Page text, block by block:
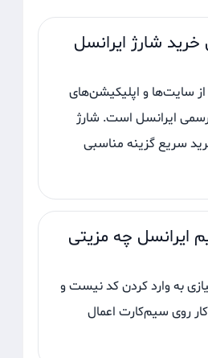
شارژ ایرانسل
سایت‌ها و اپلیکیشن‌های
ایرانسل است. شارژ
سریع گزینه مناسبی
ایرانسل چه مزیتی
به وارد کردن کد نیست و
روی سیم‌کارت اعمال